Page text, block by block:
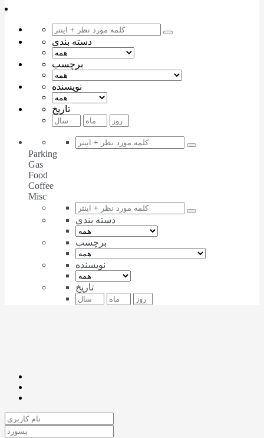
دسته بندی
برچسب
نویسنده
تاریخ
Parking
Gas
Food
Coffee
Misc
دسته بندی
برچسب
نویسنده
تاریخ